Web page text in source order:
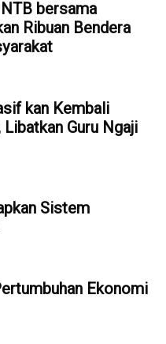
bersama
Ribuan Bendera
kan Kembali
Guru Ngaji
Sistem
Ekonomi